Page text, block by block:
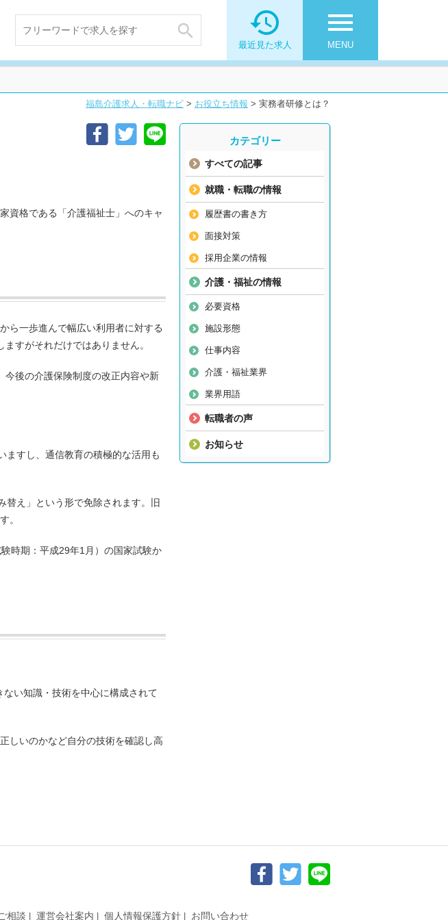
 menu
MENU

最近見た求人
福島介護求人・転職ナビ > お役立ち情報 > 実務者研修とは？
カテゴリー
すべての記事
就職・転職の情報
履歴書の書き方
面接対策
採用企業の情報
介護・福祉の情報
必要資格
施設形態
仕事内容
介護・福祉業界
業界用語
転職者の声
お知らせ
資格である「介護福祉士」へのキャ
ら一歩進んで幅広い利用者に対する
すがそれだけではありません。
今後の介護保険制度の改正内容や新
ますし、通信教育の積極的な活用も
替え」という形で免除されます。旧
。
時期：平成29年1月）の国家試験か
い知識・技術を中心に構成されて
しいのかなど自分の技術を確認し高
相談 運営会社案内 個人情報保護方針 お問い合わせ